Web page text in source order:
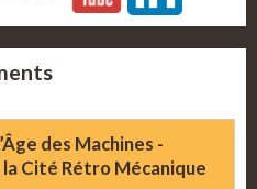
des Machines -
Cité Rétro Mécanique